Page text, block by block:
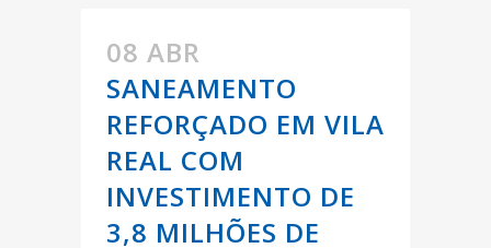
08 ABR
SANEAMENTO
REFORÇADO EM VILA
REAL COM
INVESTIMENTO DE
3,8 MILHÕES DE